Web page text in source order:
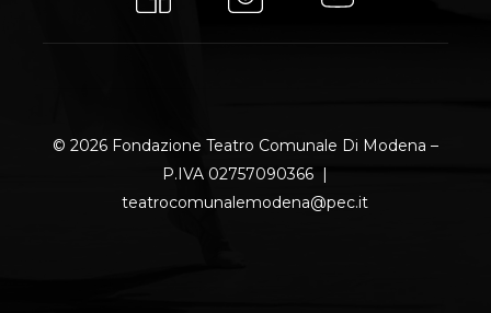
© 2026 Fondazione Teatro Comunale Di Modena –
P.IVA 02757090366 |
teatrocomunalemodena@pec.it